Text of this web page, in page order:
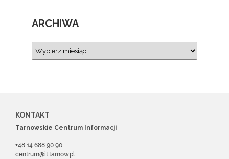
ARCHIWA
KONTAKT
Tarnowskie Centrum Informacji
+48 14 688 90 90
centrum@it.tarnow.pl